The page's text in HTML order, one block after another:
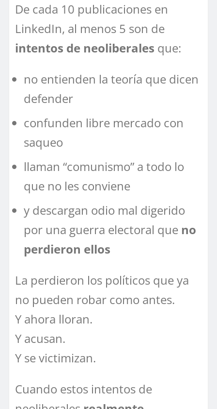
De cada 10 publicaciones en
LinkedIn, al menos 5 son de
intentos de neoliberales que:
no entienden la teoría que dicen
defender
confunden libre mercado con
saqueo
llaman “comunismo” a todo lo
que no les conviene
y descargan odio mal digerido
por una guerra electoral que no
perdieron ellos
La perdieron los políticos que ya
no pueden robar como antes.
Y ahora lloran.
Y acusan.
Y se victimizan.
Cuando estos intentos de